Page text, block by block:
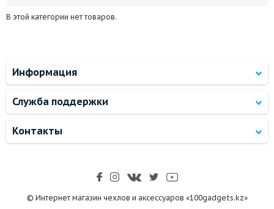
В этой категории нет товаров.
Информация
Служба поддержки
Контакты
© Интернет магазин чехлов и аксессуаров «100gadgets.kz»